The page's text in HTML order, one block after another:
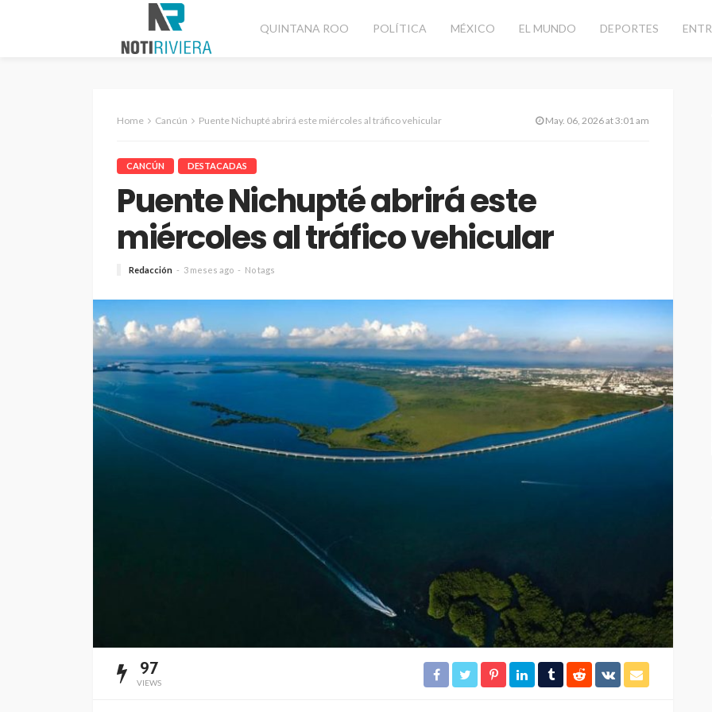
QUINTANA ROO POLÍTICA MÉXICO EL MUNDO DEPORTES
Home Cancún Puente Nichupté abrirá este miércoles al tráfico vehicular May. 06, 2026 at 3:01 am
CANCÚN DESTACADAS
Puente Nichupté abrirá este
miércoles al tráfico vehicular
Redacción 3 meses ago No tags
97
VIEWS
CANCÚN DESTACADAS
Impulsan simplificación
administrativa y
digitalización de trámites
Redacción 14 horas ago
CANCÚN DESTACADAS
Gobierno de BJ clausura el
desarrollo irregular
“Mayorales”
Redacción 14 horas ago